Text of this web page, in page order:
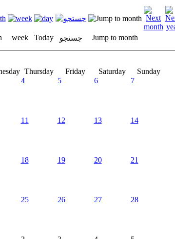
week Today جستجو
Jump to month
Thursday Friday Saturday
Sunday
4 5 6 7
11 12 13 14
18 19 20 21
25 26 27 28